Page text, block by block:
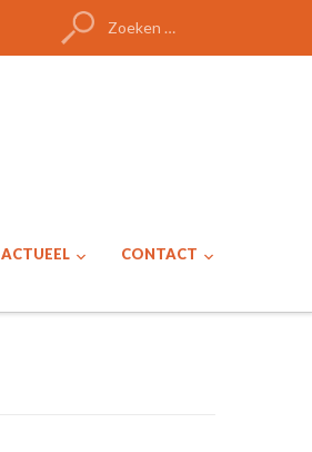
Zoeken
naar:
ACTUEEL CONTACT